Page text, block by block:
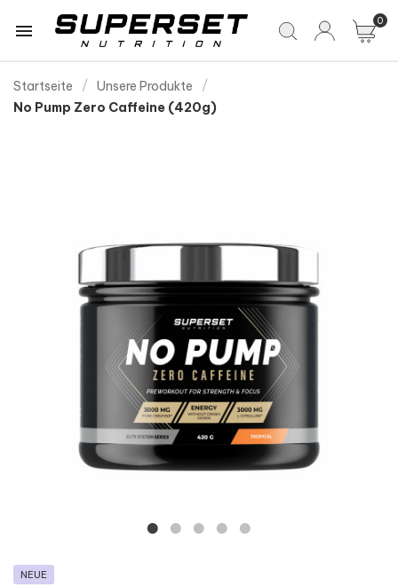
 0
Startseite
Unsere Produkte
No Pump Zero Caffeine (420g)
NEUE